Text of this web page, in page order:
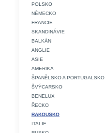
POLSKO
NĚMECKO
FRANCIE
SKANDINÁVIE
BALKÁN
ANGLIE
ASIE
AMERIKA
ŠPANĚLSKO A PORTUGALSKO
ŠVÝCARSKO
BENELUX
ŘECKO
RAKOUSKO
ITALIE